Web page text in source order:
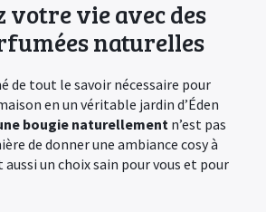
vie avec des
naturelles
de tout le savoir nécessaire pour
en un véritable jardin d’Éden
bougie naturellement n’est pas
de donner une ambiance cosy à
un choix sain pour vous et pour